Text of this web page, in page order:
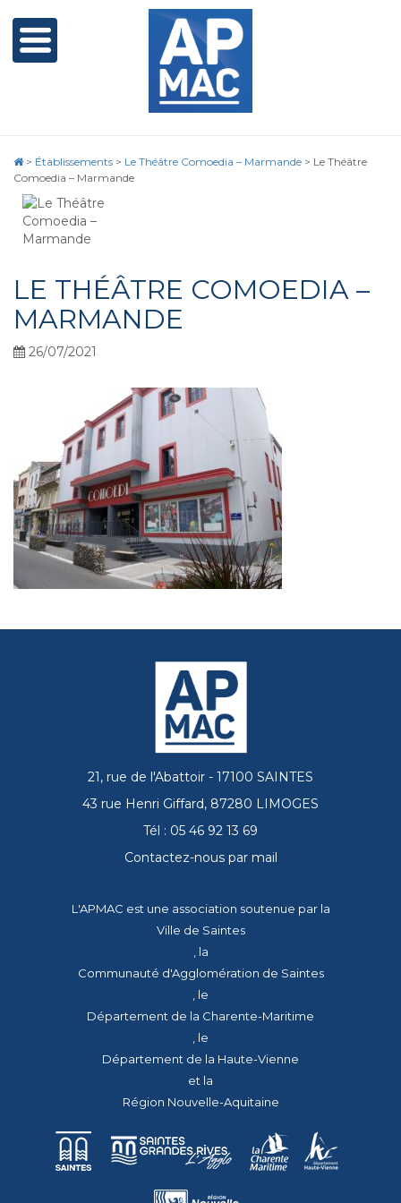
> Établissements > Le Théâtre Comoedia – Marmande > Le Théâtre
Comoedia – Marmande
LE THÉÂTRE COMOEDIA –
MARMANDE
26/07/2021
21, rue de l'Abattoir - 17100 SAINTES
43 rue Henri Giffard, 87280 LIMOGES
Tél : 05 46 92 13 69
Contactez-nous par mail
L'APMAC est une association soutenue par la
Ville de Saintes
, la
Communauté d'Agglomération de Saintes
, le
Département de la Charente-Maritime
, le
Département de la Haute-Vienne
et la
Région Nouvelle-Aquitaine